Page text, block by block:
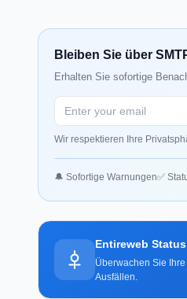
Bleiben Sie über
Erhalten Sie sofortige
Wir respektieren Ihre
🔔 Sofortige Warnungen✅
Entireweb
Überwachen Sie
Ausfällen.